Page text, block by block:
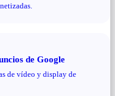
de Google
de vídeo y display de